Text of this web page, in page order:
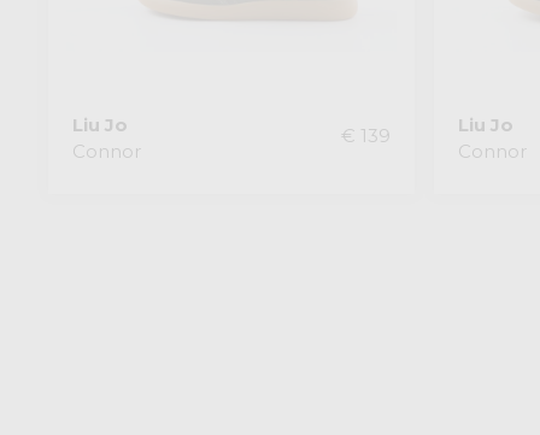
Liu Jo
Connor
€ 139
Liu Jo
Connor